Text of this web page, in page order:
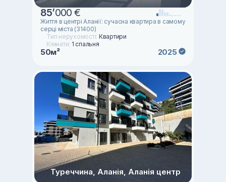
85’000 €
Життя в центрі Аланії: сучасна квартира в самому
серці міста (31400)
Тип нерухомості: Квартири
Кімнати: 1 спальня
50м² 2025
Туреччина, Аланія, Аланія центр